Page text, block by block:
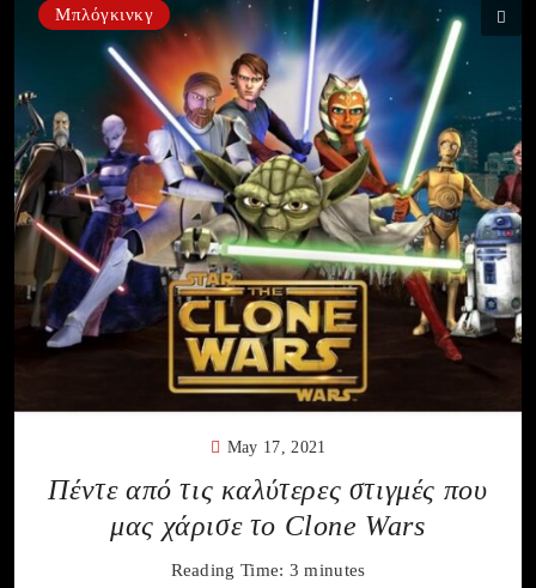
Μπλόγκινκγ
May 17, 2021
Πέντε από τις καλύτερες στιγμές που
μας χάρισε το Clone Wars
Reading Time: 3 minutes